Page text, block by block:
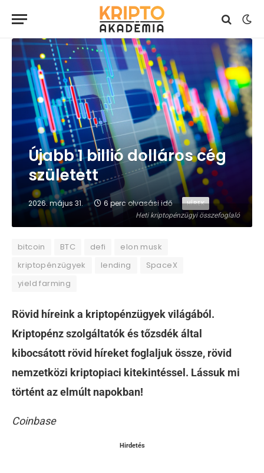
Heti kriptopénzügyi összefoglaló
Újabb 1 billió dolláros cég
született
2026. május 31. 6 perc olvasási idő HÍREK
bitcoin BTC defi
elon musk
kriptopénzügyek
lending
SpaceX
yield farming
Rövid híreink a kriptopénzügyek világából.
Kriptopénz szolgáltatók és tőzsdék által
kibocsátott rövid híreket foglaljuk össze, rövid
nemzetközi kriptopiaci kitekintéssel. Lássuk mi
történt az elmúlt napokban!
Coinbase
Hirdetés